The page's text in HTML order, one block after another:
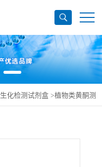
生化检测试剂盒 >植物类黄酮测